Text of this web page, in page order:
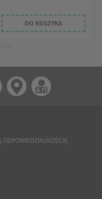
DO KOSZYKA
ODPOWIEDZIALNOŚCIĄ